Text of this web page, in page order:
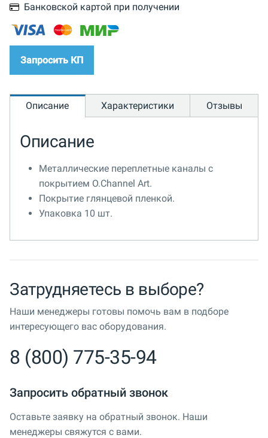
Банковской картой при получении
Запросить КП
Описание Характеристики Отзывы
Описание
Металлические переплетные каналы с
покрытием O.Channel Art.
Покрытие глянцевой пленкой.
Упаковка 10 шт.
Затрудняетесь в выборе?
Наши менеджеры готовы помочь вам в подборе
интересующего вас оборудования.
8 (800) 775-35-94
Запросить обратный звонок
Оставьте заявку на обратный звонок. Наши
менеджеры свяжутся с вами.